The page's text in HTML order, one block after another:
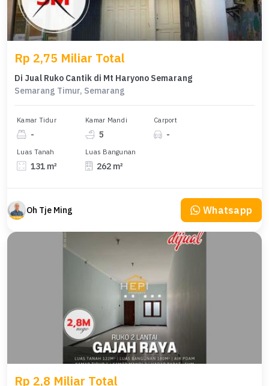
Rp 2,75 Miliar Total
Di Jual Ruko Cantik di Mt Haryono Semarang
Semarang Timur, Semarang
Kamar Tidur
-
Kamar Mandi
5
Carport
-
Luas Tanah
131 m²
Luas Bangunan
262 m²
Oh Tje Ming Whatsapp
Rp 2,8 Miliar Total